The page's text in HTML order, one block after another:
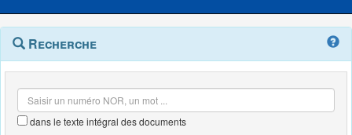
Navigation
outils
Menu
contextuel
Recherche
dans le texte intégral des documents